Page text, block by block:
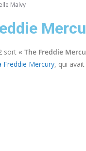
Malvy
sort « The Freddie
Freddie Mercury, qui